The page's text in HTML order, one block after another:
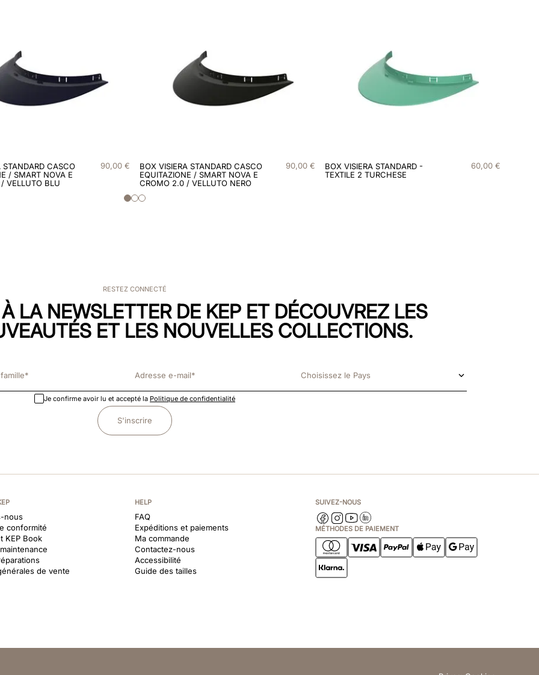
STANDARD CASCO
/ SMART NOVA E
VELLUTO BLU
90,00 €
BOX VISIERA STANDARD CASCO
EQUITAZIONE / SMART NOVA E
CROMO 2.0 / VELLUTO NERO
90,00 €
BOX VISIERA STANDARD -
TEXTILE 2 TURCHESE
60,00 €
RESTEZ CONNECTÉ
LA NEWSLETTER DE KEP ET DÉCOUVREZ LES
ET LES NOUVELLES COLLECTIONS.
Choisissez le Pays
Je confirme avoir lu et accepté la Politique de confidentialité
S'inscrire
nous
conformité
KEP Book
de vente
HELP
FAQ
Expéditions et paiements
Ma commande
Contactez-nous
Accessibilité
Guide des tailles
SUIVEZ-NOUS
MÉTHODES DE PAIEMENT